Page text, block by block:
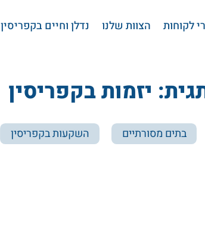
לקוחות הצוות שלנו נדלן וחיים בקפריסין
יזמות בקפריסין
בתים מסורתיים השקעות בקפריסין